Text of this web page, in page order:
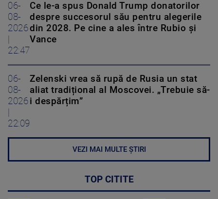
06-
08-
2026
22:47
Ce le-a spus Donald Trump donatorilor
despre succesorul său pentru alegerile
din 2028. Pe cine a ales între Rubio și
Vance
06-
08-
2026
22:09
Zelenski vrea să rupă de Rusia un stat
aliat tradițional al Moscovei. „Trebuie să-
i despărțim”
VEZI MAI MULTE ȘTIRI
TOP CITITE